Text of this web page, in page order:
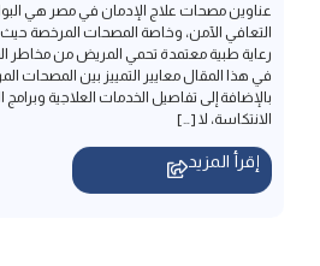
بالإضافة إلى تفاصيل الخدمات العلاجية
الانتكاسة، لا […]
إقرأ المزيد